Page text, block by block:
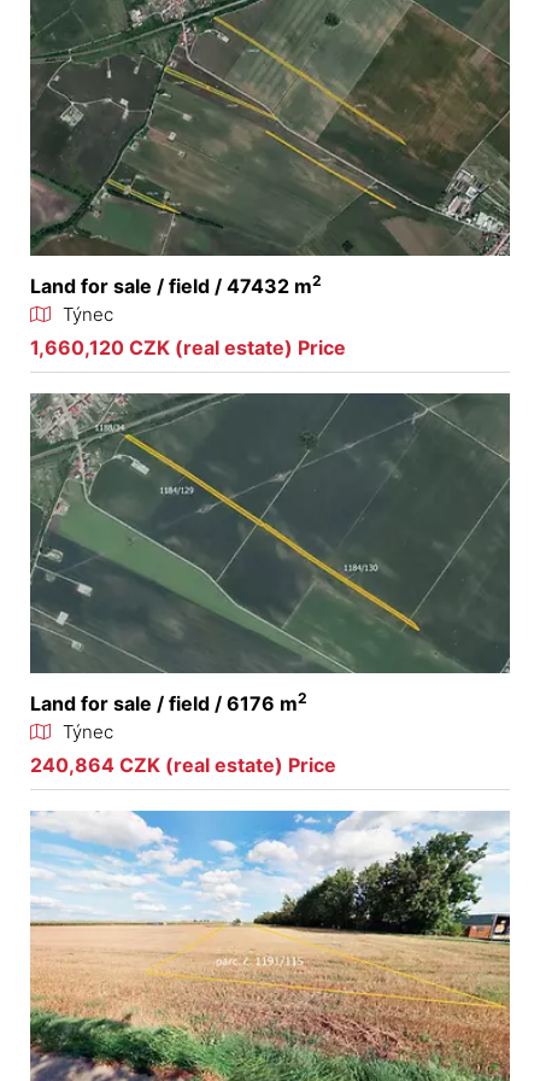
Land for sale / field / 47432 m2
Týnec
1,660,120 CZK (real estate) Price
Land for sale / field / 6176 m2
Týnec
240,864 CZK (real estate) Price